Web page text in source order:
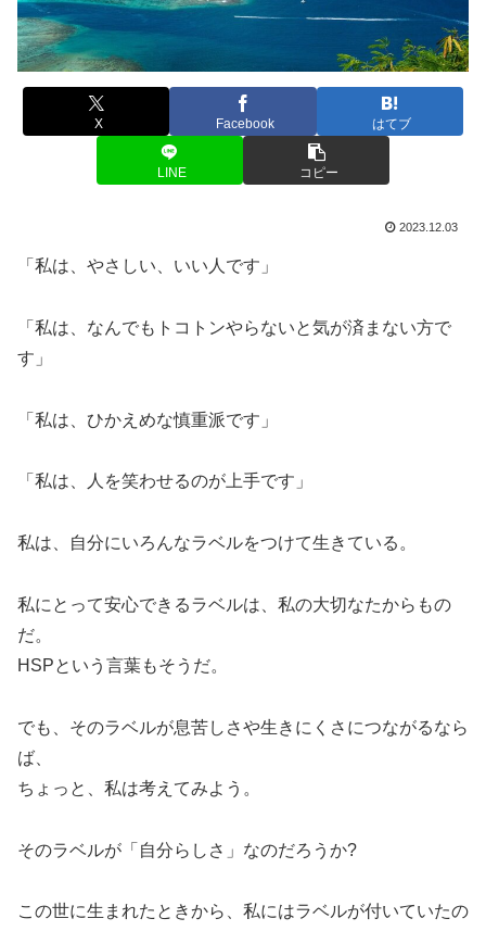
X Facebook はてブ
LINE コピー
2023.12.03
「私は、やさしい、いい人です」
「私は、なんでもトコトンやらないと気が済まない方で
す」
「私は、ひかえめな慎重派です」
「私は、人を笑わせるのが上手です」
私は、自分にいろんなラベルをつけて生きている。
私にとって安心できるラベルは、私の大切なたからもの
だ。
HSPという言葉もそうだ。
でも、そのラベルが息苦しさや生きにくさにつながるなら
ば、
ちょっと、私は考えてみよう。
そのラベルが「自分らしさ」なのだろうか?
この世に生まれたときから、私にはラベルが付いていたの